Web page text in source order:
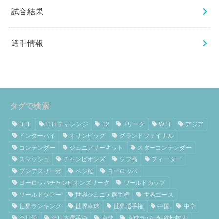
試合結果
選手情報
タグで検索
ITTF ITTFチャレンジ T2 Tリーグ WTT
アジア
インターハイ
オリンピック
グランドファイナル
コンテンダー
ジュニアサーキット
スターコンテンダー
スマッシュ
チャンピオンズ ツブ高
フィーダー
ブンデスリーガ
ペン粒
ヨーロッパ
ヨーロッパチャンピオンズリーグ
ワールドカップ
ワールドツアー
世界ジュニア選手権
世界ユース
世界ランキング
世界卓球 世界選手権 中国
中学